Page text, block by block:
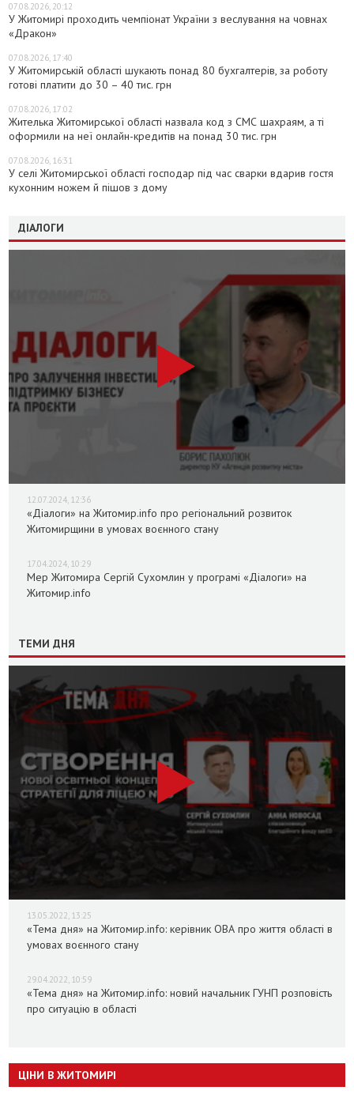
07.08.2026, 20:12
У Житомирі проходить чемпіонат України з веслування на човнах
«Дракон»
07.08.2026, 17:40
У Житомирській області шукають понад 80 бухгалтерів, за роботу
готові платити до 30 – 40 тис. грн
07.08.2026, 17:02
Жителька Житомирської області назвала код з СМС шахраям, а ті
оформили на неї онлайн-кредитів на понад 30 тис. грн
07.08.2026, 16:31
У селі Житомирської області господар під час сварки вдарив гостя
кухонним ножем й пішов з дому
ДІАЛОГИ
12.07.2024, 12:36
«Діалоги» на Житомир.info про регіональний розвиток
Житомирщини в умовах воєнного стану
17.04.2024, 10:29
Мер Житомира Сергій Сухомлин у програмі «Діалоги» на
Житомир.info
ТЕМИ ДНЯ
13.05.2022, 13:25
«Тема дня» на Житомир.info: керівник ОВА про життя області в
умовах воєнного стану
29.04.2022, 10:59
«Тема дня» на Житомир.info: новий начальник ГУНП розповість
про ситуацію в області
ЦІНИ В ЖИТОМИРІ